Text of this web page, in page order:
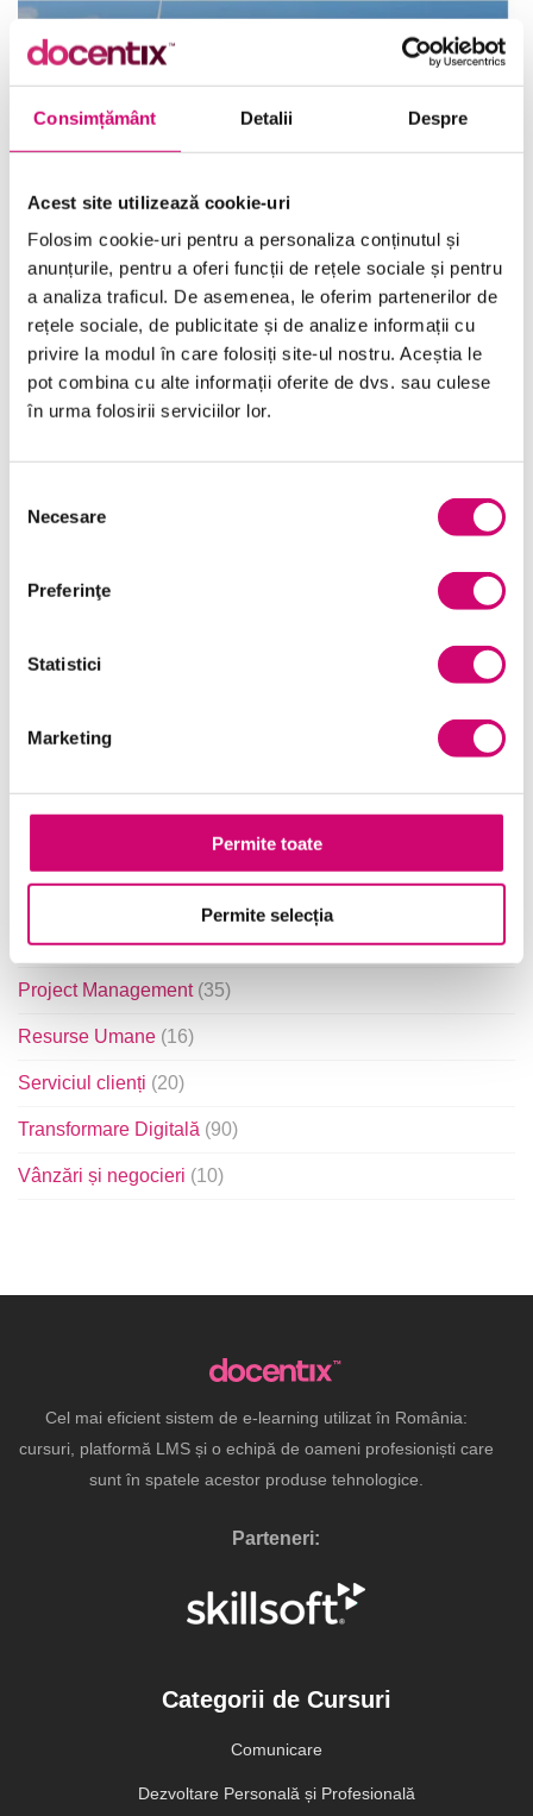
Consimțământ Detalii Despre
Acest site utilizează cookie-uri
Folosim cookie-uri pentru a personaliza conținutul și
anunțurile, pentru a oferi funcții de rețele sociale și pentru
a analiza traficul. De asemenea, le oferim partenerilor de
rețele sociale, de publicitate și de analize informații cu
privire la modul în care folosiți site-ul nostru. Aceștia le
pot combina cu alte informații oferite de dvs. sau culese
în urma folosirii serviciilor lor.
consimțământului
Necesare
Preferinţe
Statistici
Marketing
Permite toate
Permite selecția
Categorii de Cursuri
Comunicare
Management și Leadership(103)
Microsoft Office(241)
Project Management (35)
Resurse Umane (16)
Serviciul clienți (20)
Transformare Digitală (90)
Vânzări și negocieri (10)
Delve Office 365 – Folosirea blogurilor
21 minute Toate Nivelele
Vezi Detalii
Cel mai eficient sistem de e-learning utilizat în România:
cursuri, platformă LMS și o echipă de oameni profesioniști care
sunt în spatele acestor produse tehnologice.
Parteneri:
Categorii de Cursuri
Comunicare
Dezvoltare Personală și Profesională